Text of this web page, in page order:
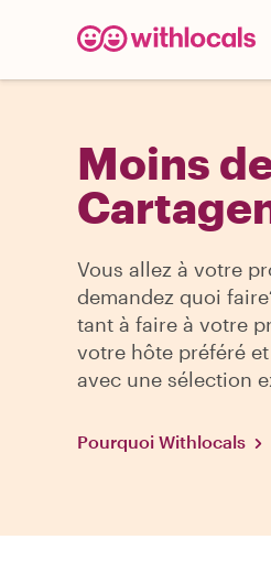
Moins
Vous allez à votre
demandez quoi
tant à faire à votre
votre hôte préféré
avec une sélection
Pourquoi Withlocals